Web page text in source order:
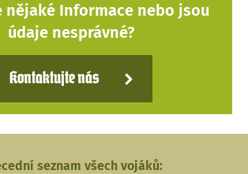
nějaké Informace nebo jsou
údaje nesprávné?
Kontaktujte nás
seznam všech vojáků: